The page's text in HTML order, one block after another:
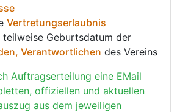
Vertretungserlaubnis
teilweise Geburtsdatum der
Verantwortlichen des Vereins
Auftragserteilung eine EMail
offiziellen und aktuellen
aus dem jeweiligen